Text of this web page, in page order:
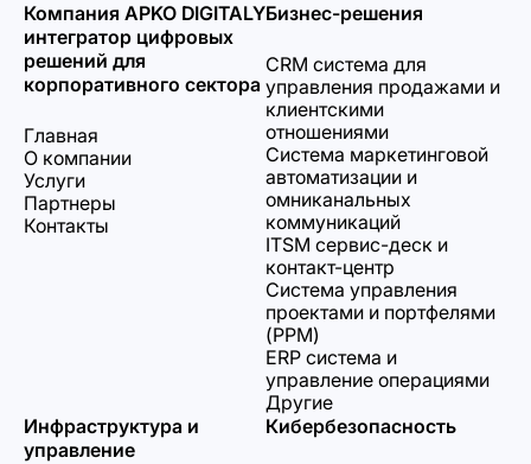
Компания APKO DIGITALY
интегратор цифровых
решений для
корпоративного сектора
Главная
О компании
Услуги
Партнеры
Контакты
Бизнес-решения
CRM система для
управления продажами и
клиентскими
отношениями
Система маркетинговой
автоматизации и
омниканальных
коммуникаций
ITSM сервис-деск и
контакт-центр
Система управления
проектами и портфелями
(PPM)
ERP система и
управление операциями
Другие
Инфраструктура и
управление
Кибербезопасность